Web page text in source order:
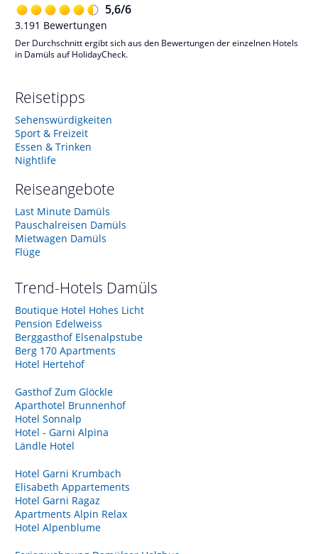
5,6/6
3.191 Bewertungen
Der Durchschnitt ergibt sich aus den Bewertungen der einzelnen Hotels
in Damüls auf HolidayCheck.
Reisetipps
Sehenswürdigkeiten
Sport & Freizeit
Essen & Trinken
Nightlife
Reiseangebote
Last Minute Damüls
Pauschalreisen Damüls
Mietwagen Damüls
Flüge
Trend-Hotels Damüls
Boutique Hotel Hohes Licht
Pension Edelweiss
Berggasthof Elsenalpstube
Berg 170 Apartments
Hotel Hertehof
Gasthof Zum Glöckle
Aparthotel Brunnenhof
Hotel Sonnalp
Hotel - Garni Alpina
Ländle Hotel
Hotel Garni Krumbach
Elisabeth Appartements
Hotel Garni Ragaz
Apartments Alpin Relax
Hotel Alpenblume